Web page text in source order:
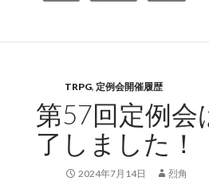
TRPG, 定例会開催履歴
第57回定例会
了しました！
2024年7月14日 烈角